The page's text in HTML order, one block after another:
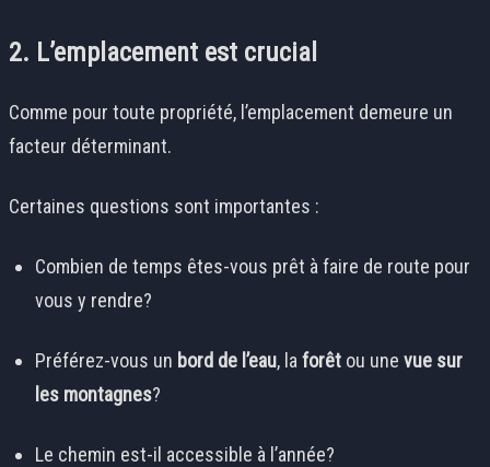
2. L’emplacement est crucial
Comme pour toute propriété, l’emplacement demeure un
facteur déterminant.
Certaines questions sont importantes :
Combien de temps êtes-vous prêt à faire de route pour
vous y rendre?
Préférez-vous un bord de l’eau, laforêt ou une vue sur
les montagnes?
Le chemin est-il accessible à l’année?